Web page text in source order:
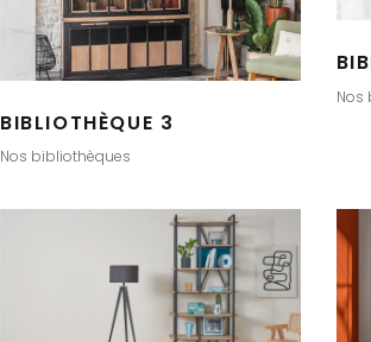
BIBLIOTHÈQUE 3
Nos bibliothèques
Nos